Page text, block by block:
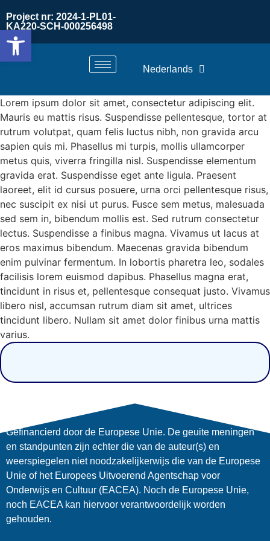
Project nr: 2024-1-PL01-
KA220-SCH-000256498
Nederlands
Lorem ipsum dolor sit amet, consectetur adipiscing elit.
Mauris eu mattis risus. Suspendisse pellentesque, tortor at
rutrum volutpat, quam felis luctus nibh, non gravida arcu
sapien quis mi. Phasellus mi turpis, mollis ullamcorper
metus quis, viverra fringilla nisl. Suspendisse elementum
gravida erat. Suspendisse eget ante ligula. Praesent
laoreet, elit id cursus posuere, urna orci pellentesque risus,
nec suscipit ex nisi ut purus. Fusce sem metus, malesuada
sed sem in, bibendum mollis est. Sed rutrum consectetur
lectus. Suspendisse a finibus magna. Vivamus ut lacus at
eros maximus bibendum. Maecenas gravida bibendum
enim pulvinar fermentum. In lobortis pharetra leo, sodales
facilisis lorem euismod dapibus. Phasellus magna erat,
tincidunt in risus et, pellentesque consequat justo. Vivamus
libero nisl, accumsan rutrum diam sit amet, ultrices
tincidunt libero. Nullam sit amet dolor finibus urna mattis
varius.
Gefinancierd door de Europese Unie. De geuite meningen
en standpunten zijn echter die van de auteur(s) en
weerspiegelen niet noodzakelijkerwijs die van de Europese
Unie of het Europees Uitvoerend Agentschap voor
Onderwijs en Cultuur (EACEA). Noch de Europese Unie,
noch EACEA kan hiervoor verantwoordelijk worden
gehouden.
Toolbar openen